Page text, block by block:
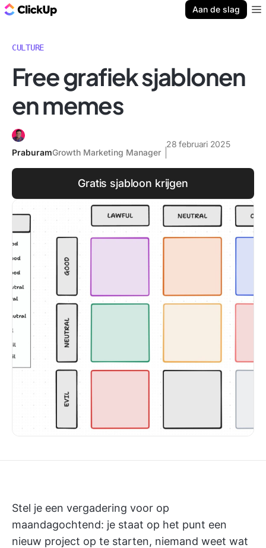
Aan de slag
CULTURE
Free grafiek sjablonen
en memes
PraburamGrowth Marketing Manager
28 februari 2025
Gratis sjabloon krijgen
Stel je een vergadering voor op
maandagochtend: je staat op het punt een
nieuw project op te starten, niemand weet wat